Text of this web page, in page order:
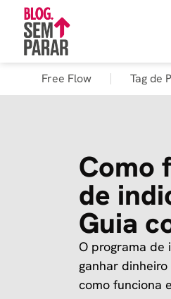
Free Flow Tag de
Como
de
Guia
O programa de
ganhar
como funciona